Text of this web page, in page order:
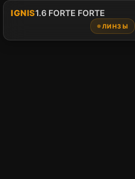
IGNIS1.6 FORTE FORTE
● ЛИНЗЫ